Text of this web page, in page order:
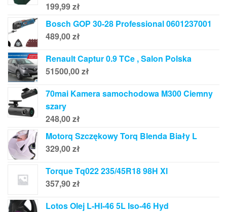
199,99zł
Bosch GOP 30-28 Professional 0601237001
489,00zł
Renault Captur 0.9 TCe , Salon Polska
51500,00zł
70mai Kamera samochodowa M300 Ciemny
szary
248,00zł
Motorq Szczękowy Torq Blenda Biały L
329,00zł
Torque Tq022 235/45R18 98H Xl
357,90zł
Lotos Olej L-Hl-46 5L Iso-46 Hyd